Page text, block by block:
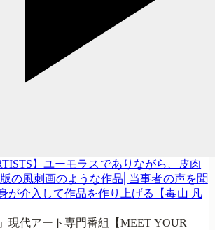
】ユーモラスでありながら、皮肉
の風刺画のような作品⎜当事者の声を聞
が介入して作品を作り上げる【毒山 凡
現代アート専門番組【MEET YOUR